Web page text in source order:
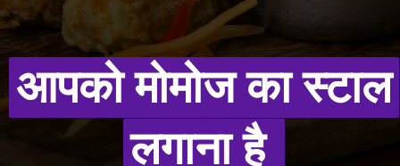
आपको मोमोज का स्टाल
लगाना है
आपको मोमोज का स्टाल
लगाना है